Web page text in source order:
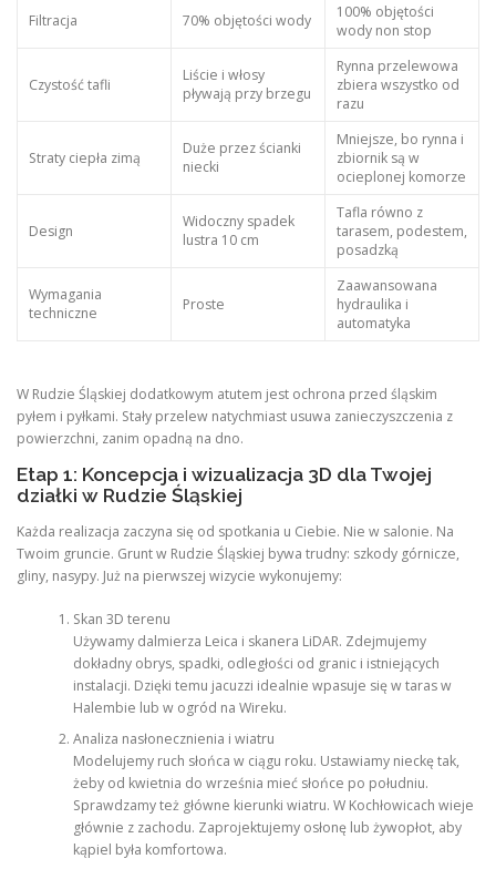
Filtracja 70% objętości wody
100% objętości
wody non stop
Czystość tafli
Liście i włosy
pływają przy brzegu
Rynna przelewowa
zbiera wszystko od
razu
Straty ciepła zimą
Duże przez ścianki
niecki
Mniejsze, bo rynna i
zbiornik są w
ocieplonej komorze
Design
Widoczny spadek
lustra 10 cm
Tafla równo z
tarasem, podestem,
posadzką
Wymagania
techniczne
Proste
Zaawansowana
hydraulika i
automatyka
W Rudzie Śląskiej dodatkowym atutem jest ochrona przed śląskim
pyłem i pyłkami. Stały przelew natychmiast usuwa zanieczyszczenia z
powierzchni, zanim opadną na dno.
Etap 1: Koncepcja i wizualizacja 3D dla Twojej
działki w Rudzie Śląskiej
Każda realizacja zaczyna się od spotkania u Ciebie. Nie w salonie. Na
Twoim gruncie. Grunt w Rudzie Śląskiej bywa trudny: szkody górnicze,
gliny, nasypy. Już na pierwszej wizycie wykonujemy:
Skan 3D terenu
Używamy dalmierza Leica i skanera LiDAR. Zdejmujemy
dokładny obrys, spadki, odległości od granic i istniejących
instalacji. Dzięki temu jacuzzi idealnie wpasuje się w taras w
Halembie lub w ogród na Wireku.
Analiza nasłonecznienia i wiatru
Modelujemy ruch słońca w ciągu roku. Ustawiamy nieckę tak,
żeby od kwietnia do września mieć słońce po południu.
Sprawdzamy też główne kierunki wiatru. W Kochłowicach wieje
głównie z zachodu. Zaprojektujemy osłonę lub żywopłot, aby
kąpiel była komfortowa.